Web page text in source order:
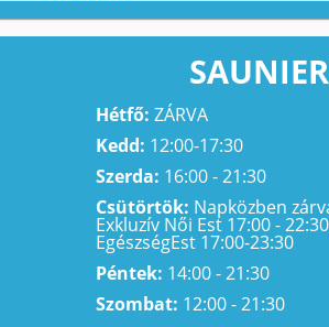
Hétfő: ZÁRVA
Kedd: 12:00-17:30
Szerda: 16:00 - 21:30
Csütörtök: Napközben
Exkluzív Női Est 17:00 -
EgészségEst 17:00-23:30
Péntek: 14:00 - 21:30
Szombat: 12:00 - 21:30